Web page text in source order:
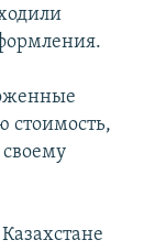
стоимость,